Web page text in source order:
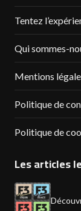
Tentez
Qui sommes-
Mentions
Politique de
Politique de
Les articles